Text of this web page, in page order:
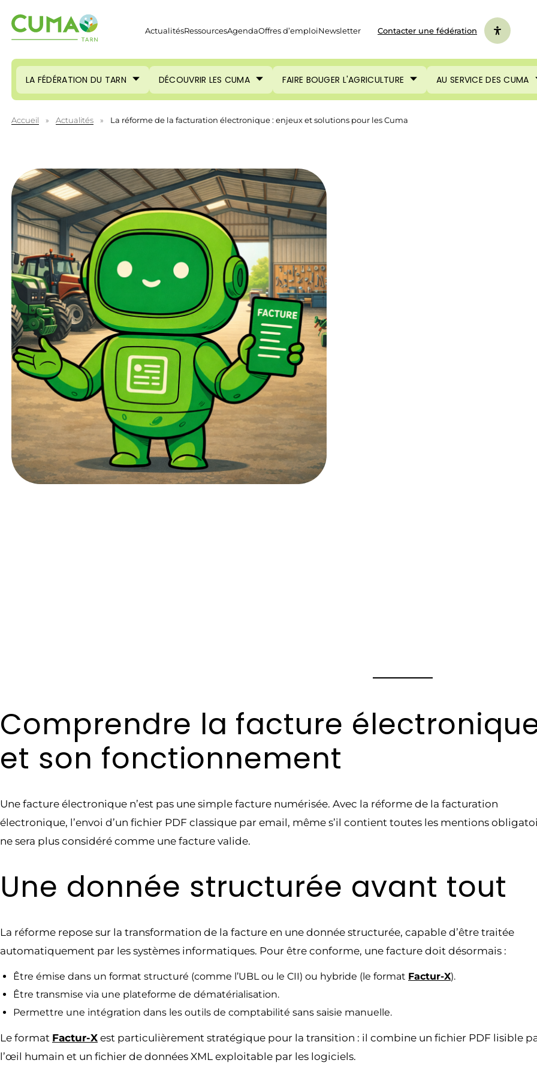
ActualitésRessourcesAgendaOffres d’emploiNewsletter Contacter une fédération
LA FÉDÉRATION DU TARN DÉCOUVRIR LES CUMA FAIRE BOUGER L'AGRICULTURE AU SERVICE DES CUMA
Accueil » Actualités » La réforme de la facturation électronique : enjeux et solutions pour les Cuma
Comprendre la facture
et son fonctionnement
Une facture électronique n’est pas une simple facture numérisée. Avec la réforme de la facturation
électronique, l’envoi d’un fichier PDF classique par email, même s’il contient toutes les mentions
ne sera plus considéré comme une facture valide.
Une donnée structurée avant tout
La réforme repose sur la transformation de la facture en une donnée structurée, capable d’être traitée
automatiquement par les systèmes informatiques. Pour être conforme, une facture doit désormais :
Être émise dans un format structuré (comme l’UBL ou le CII) ou hybride (le format Factur-X).
Être transmise via une plateforme de dématérialisation.
Permettre une intégration dans les outils de comptabilité sans saisie manuelle.
Le format Factur-X est particulièrement stratégique pour la transition : il combine un fichier PDF lisible
l’œil humain et un fichier de données XML exploitable par les logiciels.